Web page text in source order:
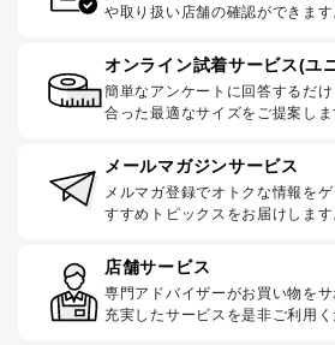
や取り扱い店舗の確認ができます
オンライン試着サービス(ユ
簡単なアンケートに回答するだ
合った最適なサイズをご提案しま
メールマガジンサービス
メルマガ登録でオトクな情報を
すすめトピックスをお届けします
店舗サービス
専門アドバイザーがお買い物をサ
充実したサービスを是非ご利用く